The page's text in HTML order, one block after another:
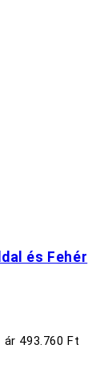
és Fehér
ár 493.760 Ft